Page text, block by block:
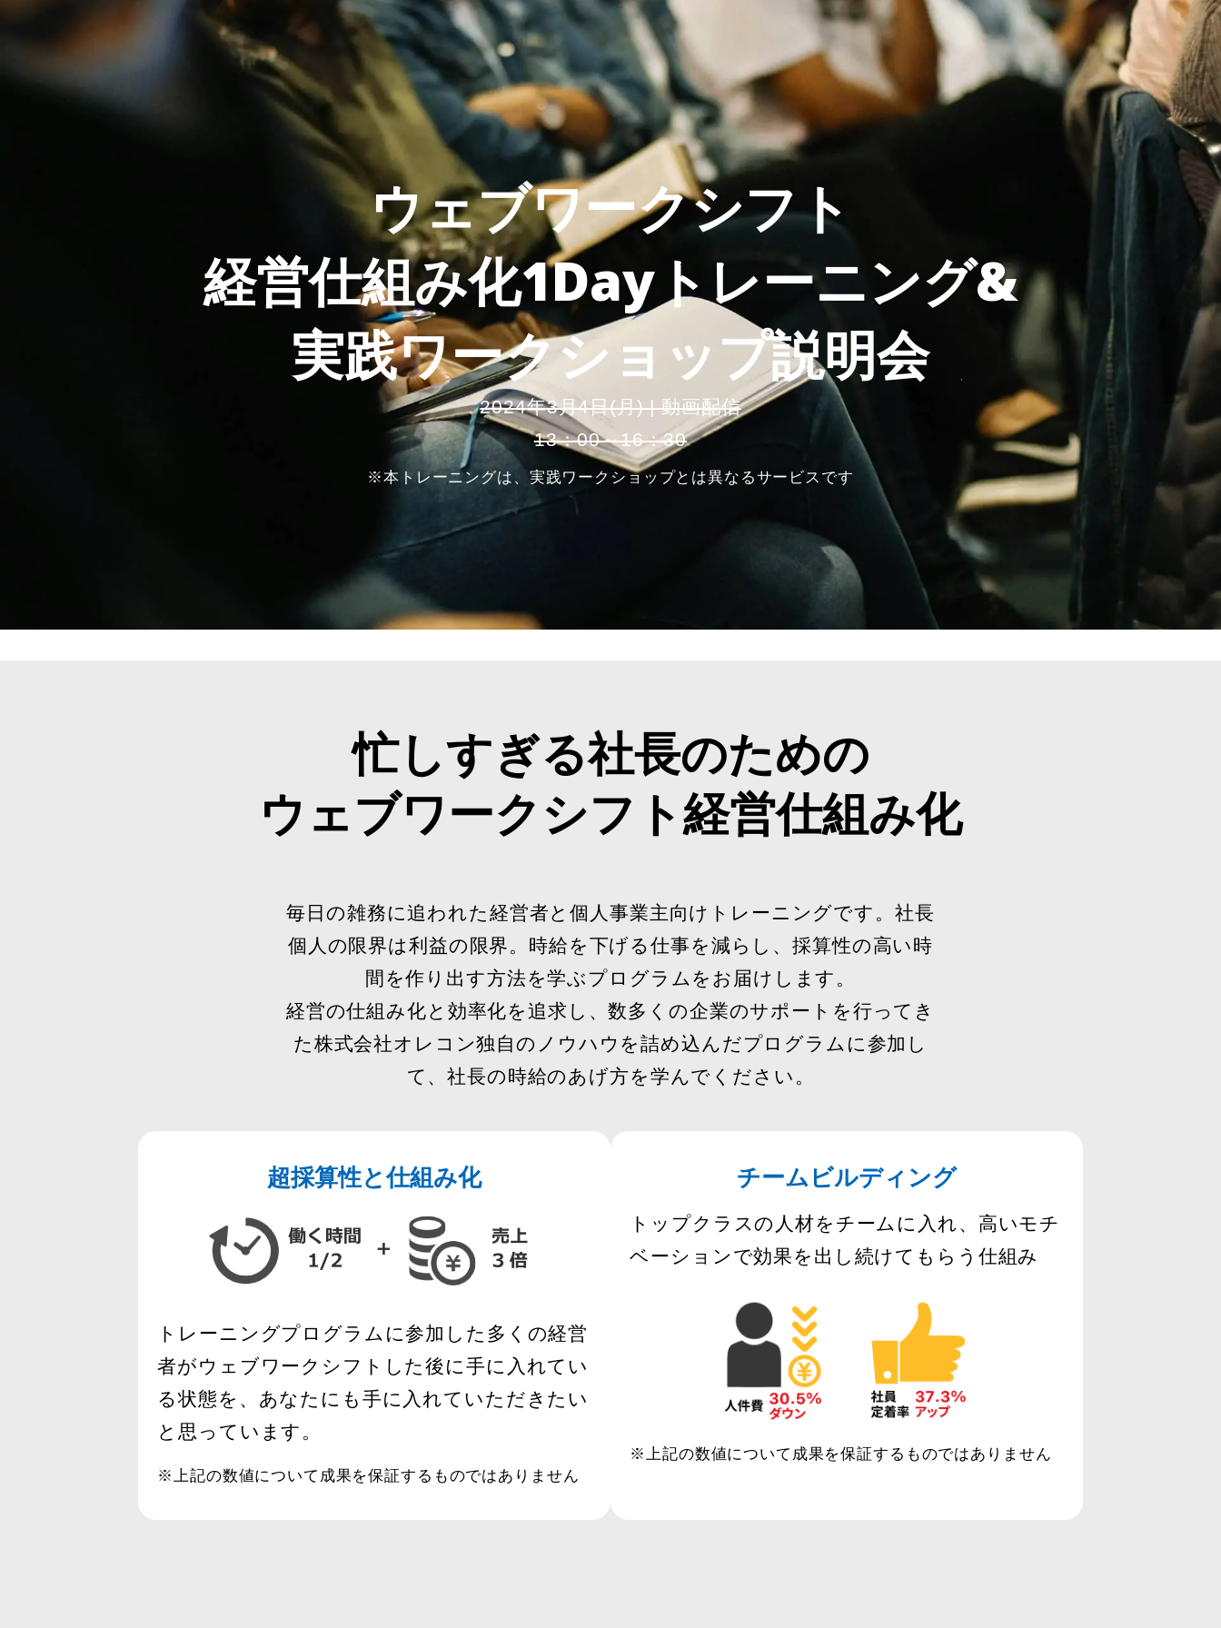
ウェブワークシフト
経営仕組み化1Dayトレーニング&
実践ワークショップ説明会
2024年3月4日(月) |動画配信
13：00～16：30
※本トレーニングは、 実践ワークショップとは異なるサービスです
忙しすぎる社長のための
ウェブワークシフト経営仕組み化
毎日の雑務に追われた経営者と個人事業主向けトレーニングです。社長
個人の限界は利益の限界。時給を下げる仕事を減らし、採算性の高い時
間を作り出す方法を学ぶプログラムをお届けします。
経営の仕組み化と効率化を追求し、数多くの企業のサポートを行ってき
た株式会社オレコン独自のノウハウを詰め込んだプログラムに参加し
て、社長の時給のあげ方を学んでください。
超採算性と仕組み化
トレーニングプログラムに参加した多くの経営
者がウェブワークシフトした後に手に入れてい
る状態を、あなたにも手に入れていただきたい
と思っています。
※上記の数値について成果を保証するものではありません
チームビルディング
トップクラスの人材をチームに入れ、高いモチ
ベーションで効果を出し続けてもらう仕組み
※上記の数値について成果を保証するものではありません